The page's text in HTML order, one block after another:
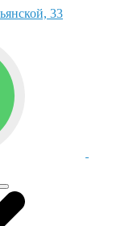
33